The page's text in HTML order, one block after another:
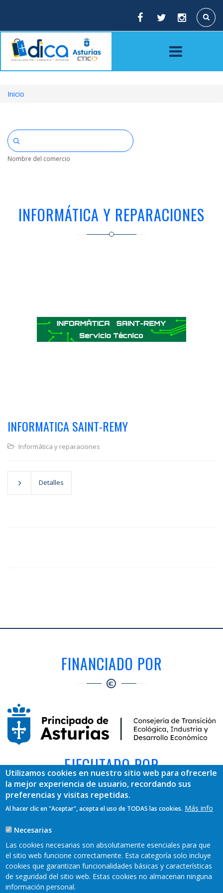
principal
Buscar
enlaces
de
ayuda
navegación
Inicio
Nombre del comercio
INFORMÁTICA Y REPARACIONES
INFORMATICA SAINT-REMY
Informática y reparaciones
Detalles
FINANCIADO POR
EJECUTADO POR
REDES SOCIALES
Utilizamos cookies en nuestro sitio web para ofrecerle
la mejor experiencia de usuario, recordando sus
preferencias y visitas repetidas.
Al hacer clic en "Aceptar", acepta el uso de TODAS las cookies. Más info
Necesarias
Las cookies necesarias son absolutamente esenciales para que
el sitio web funcione correctamente. Esta categoría solo incluye
cookies que garantizan funcionalidades básicas y características
de seguridad del sitio web. Estas cookies no almacenan ninguna
información personal.